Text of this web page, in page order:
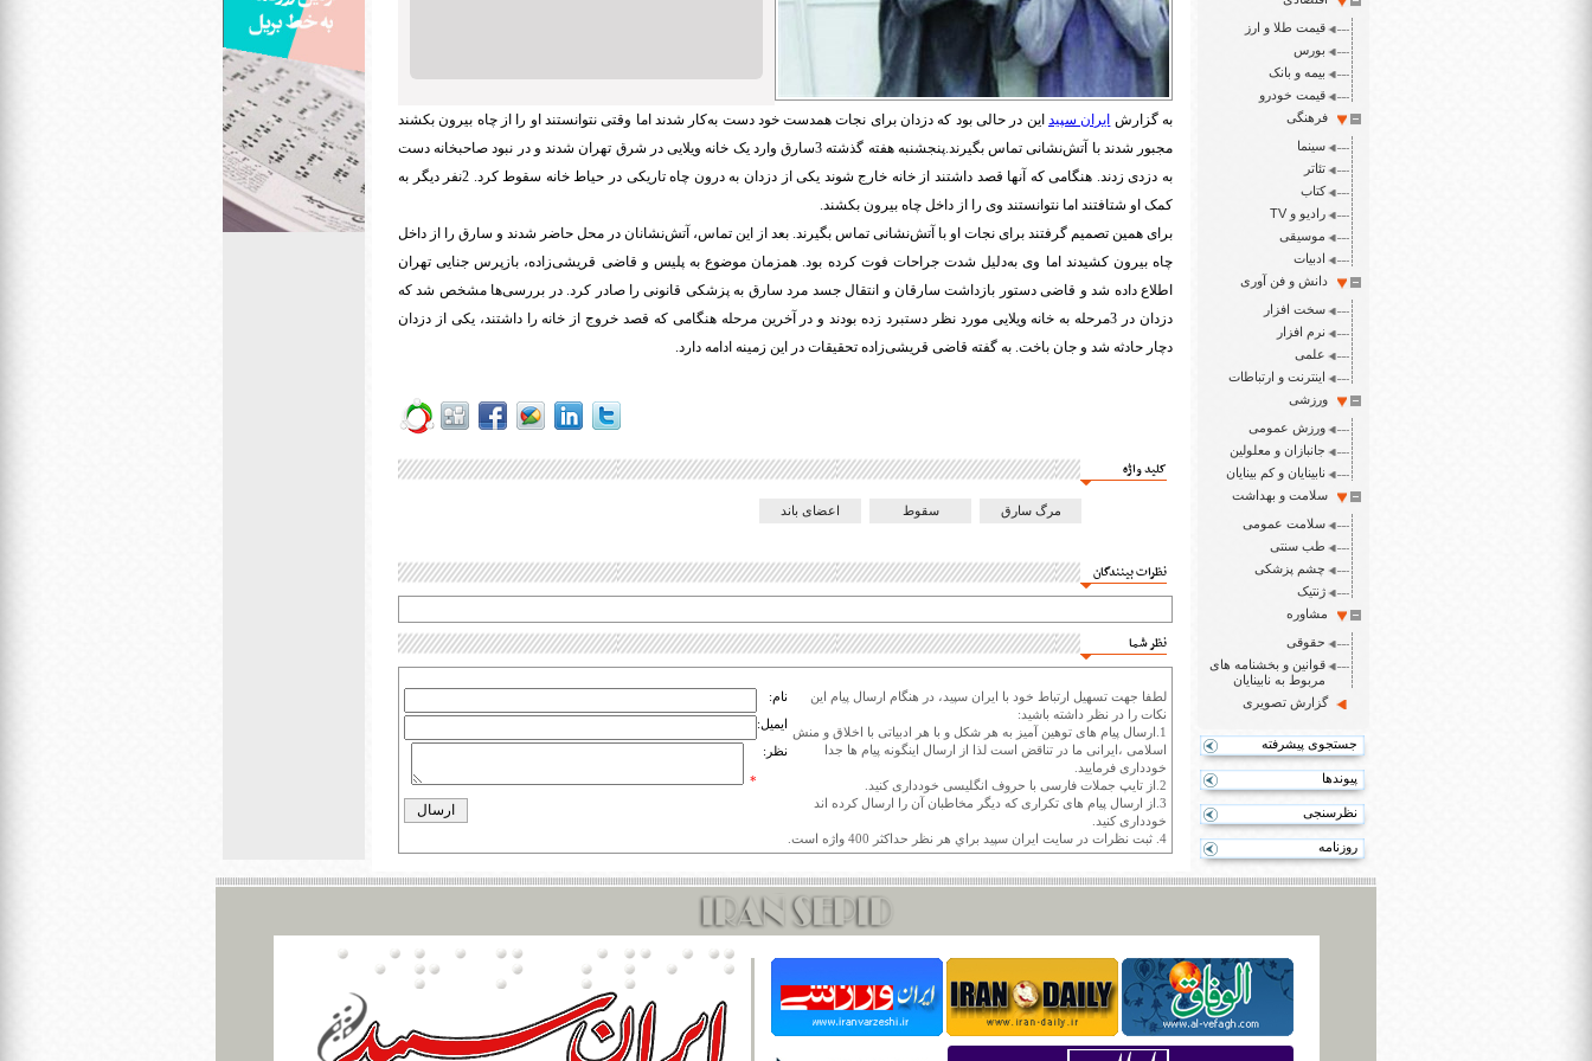
قیمت طلا و ارز
بورس
بیمه و بانک
قیمت خودرو
فرهنگی
سینما
تئاتر
کتاب
رادیو و TV
موسیقی
ادبیات
دانش و فن آوری
سخت افزار
نرم افزار
علمی
اینترنت و ارتباطات
ورزشی
ورزش عمومی
جانبازان و معلولین
نابینایان و کم بینایان
سلامت و بهداشت
سلامت عمومی
طب سنتی
چشم پزشکی
ژنتیک
مشاوره
حقوقی
قوانین و بخشنامه های
مربوط به نابینایان
گزارش تصویری
جستجوی پیشرفته
پیوندها
نظرسنجی
روزنامه
به گزارش ایران سپیداین در حالی بود که دزدان برای نجات همدست خود دست به‌کار شدند اما وقتی نتوانستند او را از چاه بیرون بکشند
مجبور شدند با آتش‌نشانی تماس بگیرند.پنجشنبه هفته گذشته 3سارق وارد یک خانه ویلایی در شرق تهران شدند و در نبود صاحبخانه دست
به دزدی زدند. هنگامی که آنها قصد داشتند از خانه خارج شوند یکی از دزدان به درون چاه تاریکی در حیاط خانه سقوط کرد. 2نفر دیگر به
کمک او شتافتند اما نتوانستند وی را از داخل چاه بیرون بکشند.
برای همین تصمیم گرفتند برای نجات او با آتش‌نشانی تماس بگیرند. بعد از این تماس، آتش‌نشانان در محل حاضر شدند و سارق را از داخل
چاه بیرون کشیدند اما وی به‌دلیل شدت جراحات فوت کرده بود. همزمان موضوع به پلیس و قاضی قریشی‌زاده، بازپرس جنایی تهران
اطلاع داده شد و قاضی دستور بازداشت سارقان و انتقال جسد مرد سارق به پزشکی قانونی را صادر کرد. در بررسی‌ها مشخص شد که
دزدان در 3مرحله به خانه ویلایی مورد نظر دستبرد زده‌ بودند و در آخرین مرحله هنگامی که قصد خروج از خانه را داشتند، یکی از دزدان
دچار حادثه شد و جان باخت. به گفته قاضی قریشی‌زاده تحقیقات در این زمینه ادامه دارد.
کلید واژه
مرگ سارق سقوط اعضای باند
نظرات بینندگان
نظر شما
لطفا جهت تسهیل ارتباط خود با ایران سپید، در هنگام ارسال پیام این
نکات را در نظر داشته باشید:
1.ارسال پیام های توهین آمیز به هر شکل و با هر ادبیاتی با اخلاق و منش
اسلامی ،ایرانی ما در تناقض است لذا از ارسال اینگونه پیام ها جدا
خودداری فرمایید.
2.از تایپ جملات فارسی با حروف انگلیسی خودداری کنید.
3.از ارسال پیام های تکراری که دیگر مخاطبان آن را ارسال کرده اند
خودداری کنید.
4. ثبت نظرات در سايت ايران سپيد براي هر نظر حداکثر 400 واژه است.
نام:
ایمیل:
نظر:
*